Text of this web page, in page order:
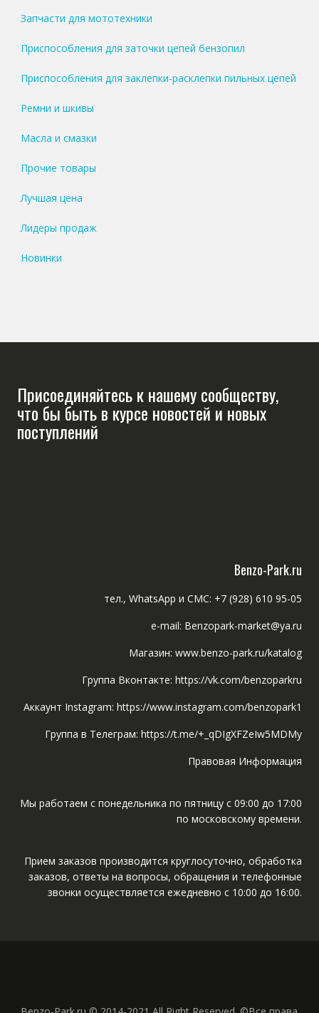
Запчасти для мототехники
Приспособления для заточки цепей бензопил
Приспособления для заклепки-расклепки пильных цепей
Ремни и шкивы
Масла и смазки
Прочие товары
Лучшая цена
Лидеры продаж
Новинки
Присоединяйтесь к нашему сообществу,
что бы быть в курсе новостей и новых
поступлений
Benzo-Park.ru
тел., WhatsApp и СМС: +7 (928) 610 95-05
e-mail: Benzopark-market@ya.ru
Магазин: www.benzo-park.ru/katalog
Группа Вконтакте: https://vk.com/benzoparkru
Аккаунт Instagram: https://www.instagram.com/benzopark1
Группа в Телеграм: https://t.me/+_qDIgXFZeIw5MDMy
Правовая Информация
Мы работаем с понедельника по пятницу с 09:00 до 17:00
по московскому времени.
Прием заказов производится круглосуточно, обработка
заказов, ответы на вопросы, обращения и телефонные
звонки осуществляется ежедневно с 10:00 до 16:00.